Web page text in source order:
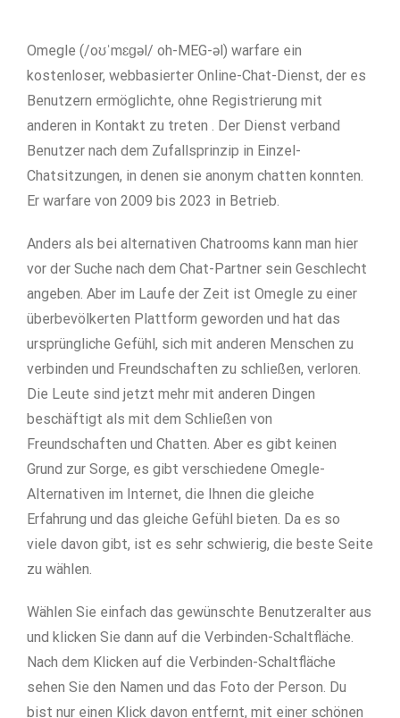
Omegle (/oʊˈmɛɡəl/ oh-MEG-əl) warfare ein
kostenloser, webbasierter Online-Chat-Dienst, der es
Benutzern ermöglichte, ohne Registrierung mit
anderen in Kontakt zu treten . Der Dienst verband
Benutzer nach dem Zufallsprinzip in Einzel-
Chatsitzungen, in denen sie anonym chatten konnten.
Er warfare von 2009 bis 2023 in Betrieb.
Anders als bei alternativen Chatrooms kann man hier
vor der Suche nach dem Chat-Partner sein Geschlecht
angeben. Aber im Laufe der Zeit ist Omegle zu einer
überbevölkerten Plattform geworden und hat das
ursprüngliche Gefühl, sich mit anderen Menschen zu
verbinden und Freundschaften zu schließen, verloren.
Die Leute sind jetzt mehr mit anderen Dingen
beschäftigt als mit dem Schließen von
Freundschaften und Chatten. Aber es gibt keinen
Grund zur Sorge, es gibt verschiedene Omegle-
Alternativen im Internet, die Ihnen die gleiche
Erfahrung und das gleiche Gefühl bieten. Da es so
viele davon gibt, ist es sehr schwierig, die beste Seite
zu wählen.
Wählen Sie einfach das gewünschte Benutzeralter aus
und klicken Sie dann auf die Verbinden-Schaltfläche.
Nach dem Klicken auf die Verbinden-Schaltfläche
sehen Sie den Namen und das Foto der Person. Du
bist nur einen Klick davon entfernt, mit einer schönen